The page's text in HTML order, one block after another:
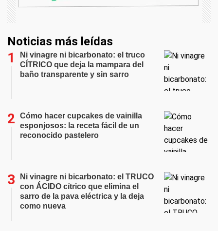
Noticias más leídas
Ni vinagre ni bicarbonato: el truco
CÍTRICO que deja la mampara del
baño transparente y sin sarro
Cómo hacer cupcakes de vainilla
esponjosos: la receta fácil de un
reconocido pastelero
Ni vinagre ni bicarbonato: el TRUCO
con ÁCIDO cítrico que elimina el
sarro de la pava eléctrica y la deja
como nueva